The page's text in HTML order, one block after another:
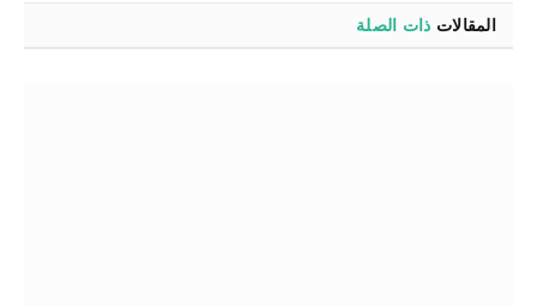
المقالات ذات الصلة